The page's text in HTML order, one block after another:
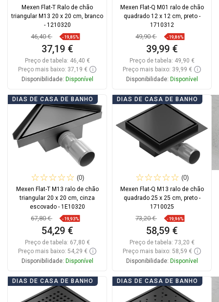
Mexen Flat-T Ralo de chão
triangular M13 20 x 20 cm, branco
- 1210320
46,40 € -19,85%
37,19 €
Preço de tabela: 46,40 €
Preço mais baixo: 37,19 €
Disponibilidade: Disponível
Adicionar
Favoritos
Comparar
Mexen Flat-Q M01 ralo de chão
quadrado 12 x 12 cm, preto -
1710312
49,90 € -19,86%
39,99 €
Preço de tabela: 49,90 €
Preço mais baixo: 39,99 €
Disponibilidade: Disponível
Adicionar
Favoritos
Comparar
DIAS DE CASA DE BANHO
(0)
Mexen Flat-T M13 ralo de chão
triangular 20 x 20 cm, cinza
escovado - 1E10320
67,80 € -19,93%
54,29 €
Preço de tabela: 67,80 €
Preço mais baixo: 54,29 €
Disponibilidade: Disponível
Adicionar
favorite_border Favoritos
Comparar
DIAS DE CASA DE BANHO
(0)
Mexen Flat-Q M13 ralo de chão
quadrado 25 x 25 cm, preto -
1710025
73,20 € -19,96%
58,59 €
Preço de tabela: 73,20 €
Preço mais baixo: 58,59 €
Disponibilidade: Disponível
Adicionar
Favoritos
Comparar
DIAS DE CASA DE BANHO DIAS DE CASA DE BANHO